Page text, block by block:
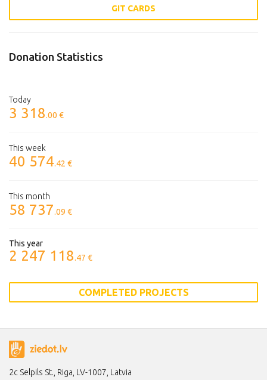
GIT CARDS
Donation Statistics
Today
3 318.00 €
This week
40 574.42 €
This month
58 737.09 €
This year
2 247 118.47 €
COMPLETED PROJECTS
2c Selpils St., Riga, LV-1007, Latvia